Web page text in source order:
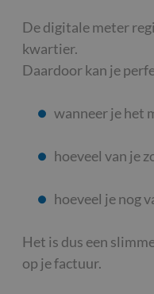
De digitale meter
kwartier.
Daardoor kan je
wanneer je het
hoeveel van je
hoeveel je nog
Het is dus een
op je factuur.